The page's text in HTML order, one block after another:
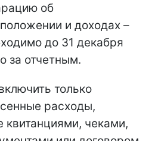
об
и доходах –
до 31 декабря
за отчетным.
только
расходы,
чеками,